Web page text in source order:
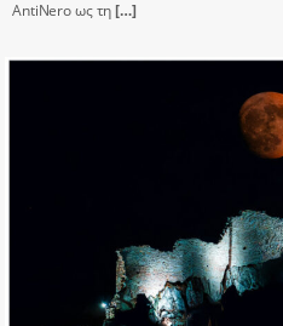
AntiNero ως τη[…]